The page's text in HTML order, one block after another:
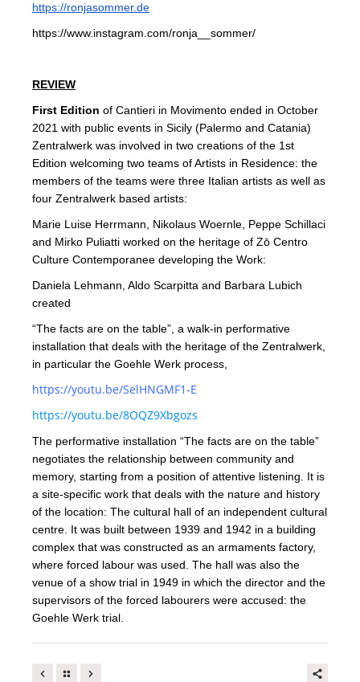
https://ronjasommer.de
https://www.instagram.com/ronja__sommer/
REVIEW
First Edition of Cantieri in Movimento ended in October
2021 with public events in Sicily (Palermo and Catania)
Zentralwerk was involved in two creations of the 1st
Edition welcoming two teams of Artists in Residence: the
members of the teams were three Italian artists as well as
four Zentralwerk based artists:
Marie Luise Herrmann, Nikolaus Woernle, Peppe Schillaci
and Mirko Puliatti worked on the heritage of Zō Centro
Culture Contemporanee developing the Work:
Daniela Lehmann, Aldo Scarpitta and Barbara Lubich
created
“The facts are on the table”, a walk-in performative
installation that deals with the heritage of the Zentralwerk,
in particular the Goehle Werk process,
https://youtu.be/SelHNGMF1-E
https://youtu.be/8OQZ9Xbgozs
The performative installation “The facts are on the table”
negotiates the relationship between community and
memory, starting from a position of attentive listening. It is
a site-specific work that deals with the nature and history
of the location: The cultural hall of an independent cultural
centre. It was built between 1939 and 1942 in a building
complex that was constructed as an armaments factory,
where forced labour was used. The hall was also the
venue of a show trial in 1949 in which the director and the
supervisors of the forced labourers were accused: the
Goehle Werk trial.